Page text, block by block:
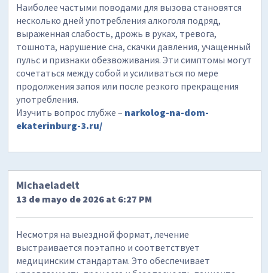
Наиболее частыми поводами для вызова становятся
несколько дней употребления алкоголя подряд,
выраженная слабость, дрожь в руках, тревога,
тошнота, нарушение сна, скачки давления, учащенный
пульс и признаки обезвоживания. Эти симптомы могут
сочетаться между собой и усиливаться по мере
продолжения запоя или после резкого прекращения
употребления.
Изучить вопрос глубже – narkolog-na-dom-
ekaterinburg-3.ru/
Michaeladelt
13 de mayo de 2026 at 6:27 PM
Несмотря на выездной формат, лечение
выстраивается поэтапно и соответствует
медицинским стандартам. Это обеспечивает